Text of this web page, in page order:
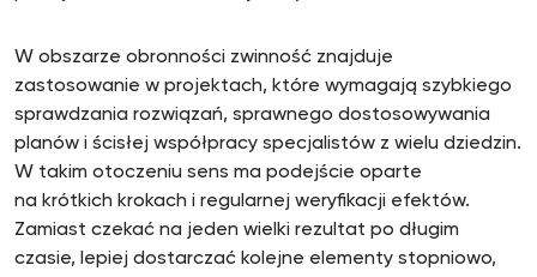
W obszarze obronności zwinność znajduje
zastosowanie w projektach, które wymagają szybkiego
sprawdzania rozwiązań, sprawnego dostosowywania
planów i ścisłej współpracy specjalistów z wielu dziedzin.
W takim otoczeniu sens ma podejście oparte
na krótkich krokach i regularnej weryfikacji efektów.
Zamiast czekać na jeden wielki rezultat po długim
czasie, lepiej dostarczać kolejne elementy stopniowo,